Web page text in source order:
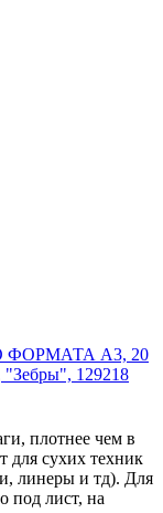
плотнее чем в
для сухих техник
линеры и тд). Для
под лист, на